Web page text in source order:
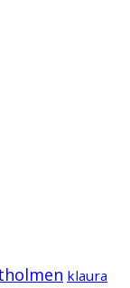
klaura